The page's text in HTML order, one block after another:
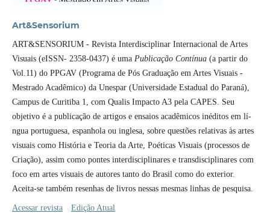
Art&Sensorium
ART&SENSORIUM - Revista Interdisciplinar Internacional de Artes
Visuais (eISSN- 2358-0437) é uma Publicação Contínua(a partir do
Vol.11) do PPGAV (Programa de Pós Graduação em Artes Visuais -
Mestrado Acadêmico) da Unespar (Universidade Estadual do Paraná),
Campus de Curitiba 1, com Qualis Impacto A3 pela CAPES. Seu
objetivo é a publicação de artigos e ensaios acadêmicos inéditos em lí­
ngua portuguesa, espanhola ou inglesa, sobre questões relativas às artes
visuais como História e Teoria da Arte, Poéticas Visuais (processos de
Criação), assim como pontes interdisciplinares e transdisciplinares com
foco em artes visuais de autores tanto do Brasil como do exterior.
Aceita-se também resenhas de livros nessas mesmas linhas de pesquisa.
Acessar revista Edição Atual